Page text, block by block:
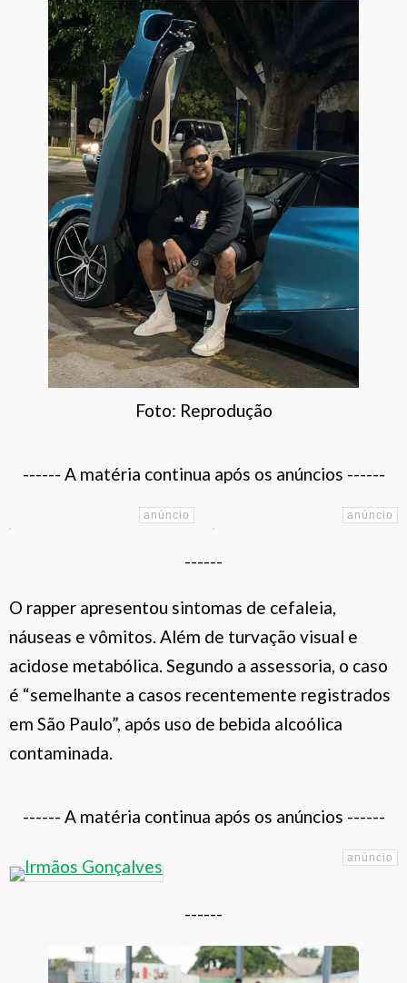
Foto: Reprodução
------ A matéria continua após os anúncios ------
------
O rapper apresentou sintomas de cefaleia,
náuseas e vômitos. Além de turvação visual e
acidose metabólica. Segundo a assessoria, o caso
é “semelhante a casos recentemente registrados
em São Paulo”, após uso de bebida alcoólica
contaminada.
------ A matéria continua após os anúncios ------
------